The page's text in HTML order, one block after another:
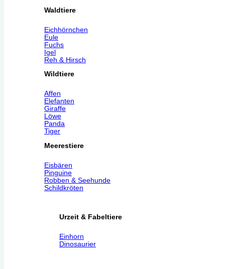
Waldtiere
Eichhörnchen
Eule
Fuchs
Igel
Reh & Hirsch
Wildtiere
Affen
Elefanten
Giraffe
Löwe
Panda
Tiger
Meerestiere
Eisbären
Pinguine
Robben & Seehunde
Schildkröten
Urzeit & Fabeltiere
Einhorn
Dinosaurier